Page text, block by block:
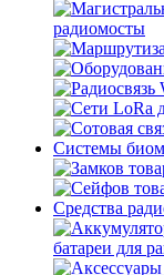
радиомосты
Системы
Средства
батареи для